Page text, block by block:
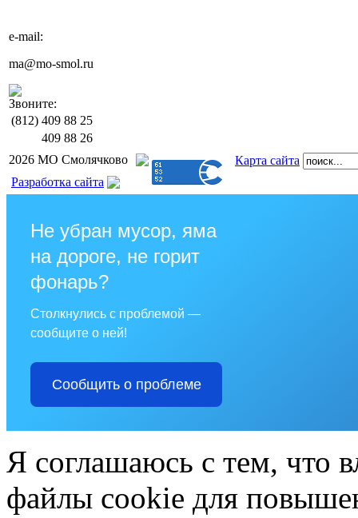
e-mail:
ma@mo-smol.ru
Звоните:
(812) 409 88 25
409 88 26
2026 МО Смолячково
Карта сайта
Разработка сайта
Не убран мусор, яма
на дороге, не горит
фонарь?
Столкнулись с проблемой —
сообщите о ней!
Сообщить о проблеме
Я соглашаюсь с тем, что
файлы cookie для